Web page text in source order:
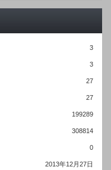
3
3
27
27
199289
308814
0
2013年12月27日